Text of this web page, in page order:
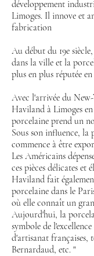
développement
Limoges. Il innove et
fabrication
Au début du 19e
dans la ville et la
plus en plus réputée
Avec l'arrivée du
Haviland à Limoges
porcelaine prend un
Sous son influence, la
commence à être
Les Américains
ces pièces délicates et
Haviland fait
porcelaine dans le
où elle connaît un
Aujourd'hui, la
symbole de
d'artisanat françaises,
Bernardaud, etc. "